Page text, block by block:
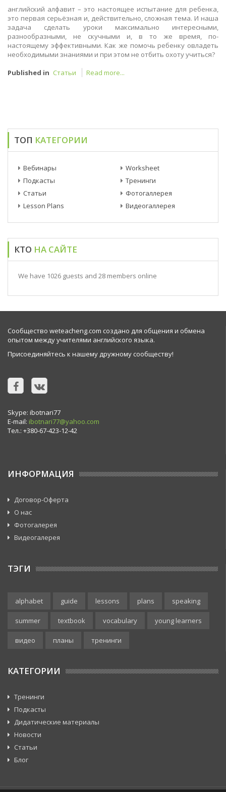
английский алфавит – это настоящее испытание для ребенка,
это первая серьёзная и, действительно, сложная тема. И наша
задача сделать уроки максимально интересными,
разнообразными, не скучными и, в то же время, по-
настоящему эффективными. Как же помочь ребенку овладеть
необходимыми знаниями и при этом не отбить охоту учиться?
Published in Статьи Read more...
ТОП КАТЕГОРИИ
Вебинары
Подкасты
Статьи
Lesson Plans
Worksheet
Тренинги
Фотогаллерея
Видеогаллерея
КТО НА САЙТЕ
We have 1026 guests and 28 members online
Сообщество weteacheng.com создано для общения и обмена
опытом между учителями английского языка.
Присоединяйтесь к нашему дружному сообществу!
Skype: ibotnari77
E-mail: ibotnari77@yahoo.com
Тел.: +380-67-423-12-42
ИНФОРМАЦИЯ
Договор-Оферта
О нас
Фотогалерея
Видеогалерея
ТЭГИ
alphabet guide lessons plans speaking
summer textbook vocabulary young learners
видео планы тренинги
КАТЕГОРИИ
Тренинги
Подкасты
Дидатические материалы
Новости
Статьи
Блог